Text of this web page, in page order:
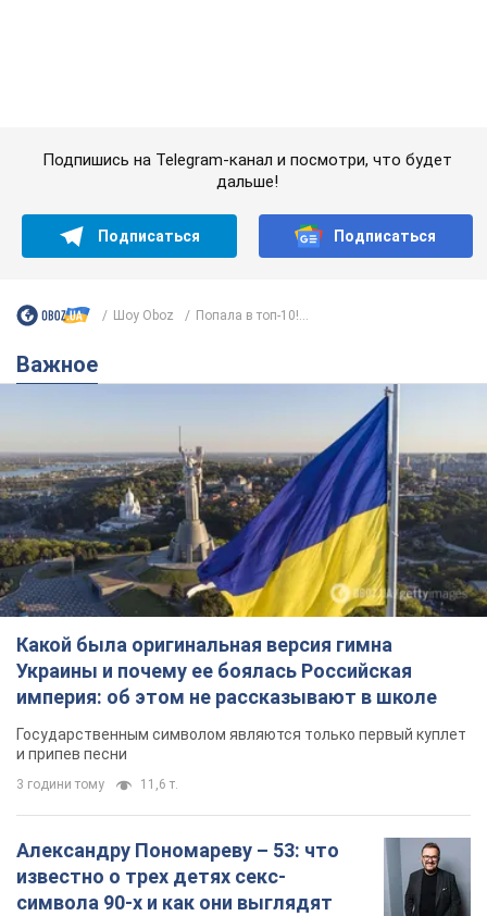
Украины и почему ее боялась Российская
империя: об этом не рассказывают в школе
Государственным символом являются только первый куплет
и припев песни
3 години тому 11,6 т.
Александру Пономареву – 53: что
известно о трех детях секс-
символа 90-х и как они выглядят
Несмотря на развитие карьеры, артист не
забывал о личном счастье
8 годин тому 8,1 т.
В ПриватБанке рассказали,
действительны ли доллары 1996
принимают старые доллары
10 годин тому 72,3 т.